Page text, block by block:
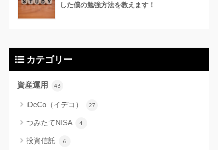
した僕の勉強方法を教えます！
カテゴリー
資産運用 43
iDeCo（イデコ） 27
つみたてNISA 4
投資信託 6